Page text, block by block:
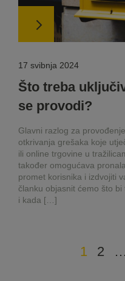
17 svibnja 2024
Što treba
se provodi?
Glavni razlog za
otkrivanja grešaka koje
ili online trgovine u
također omogućava
promet korisnika i izdvojiti
članku objasnit ćemo što
i kada […]
1 2 …